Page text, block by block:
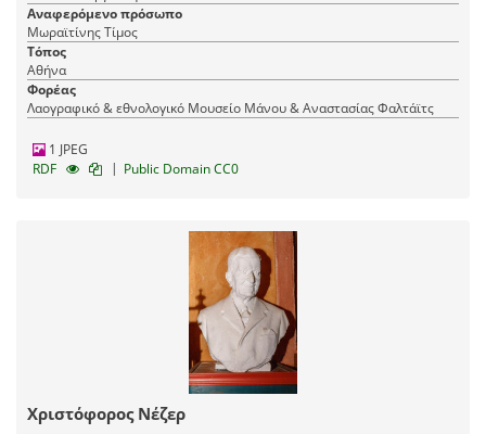
Αναφερόμενο πρόσωπο
Μωραϊτίνης Τίμος
Τόπος
Αθήνα
Φορέας
Λαογραφικό & εθνολογικό Μουσείο Μάνου & Αναστασίας Φαλτάϊτς
1 JPEG
RDF
| Public Domain CC0
Χριστόφορος Νέζερ